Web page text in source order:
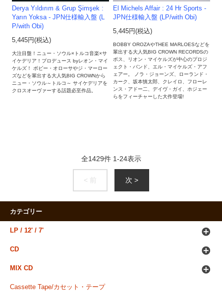
Derya Yıldırım & Grup Şimşek :
Yarın Yoksa - JPN仕様輸入盤 (L
P/with Obi)
5,445円(税込)
大注目盤！ニュー・ソウル×トルコ音楽×サ
イケデリア！プロデュース byレオン・マイ
ケルズ！ ボビー・オローサやジ・マーロー
ズなどを輩出する大人気BIG CROWNから
ニュー・ソウル～トルコ～ サイケデリアを
クロスオーヴァーする話題必至作品。
El Michels Affair : 24 Hr Sports -
JPN仕様輸入盤 (LP/with Obi)
5,445円(税込)
BOBBY OROZAやTHEE MARLOESなどを
輩出する大人気BIG CROWN RECORDSの
ボス、リオン・マイケルズが中心のプロジ
ェクト・バンド、エル・マイケルズ・アフ
ェアー。 ノラ・ジョーンズ、ローランド・
カーク、坂本慎太郎、クレイロ、フローレ
ンス・アドー二、デイヴ・ガイ、ホジェー
らをフィーチャーした大作登場!
全1429件 1-24表示
< 前 次 >
カテゴリー
LP / 12' / 7'
CD
MIX CD
Cassette Tape/カセット・テープ